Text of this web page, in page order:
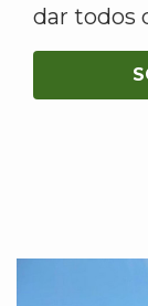
dar todos